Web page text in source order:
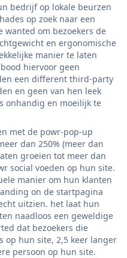
bedrijf op lokale beurzen
op zoek naar een
wanted om bezoekers de
en ergonomische
manier te laten
hiervoor geen
een different third-party
en geen van hen leek
onhandig en moeilijk te
met de powr-pop-up
dan 250% (meer dan
groeien tot meer dan
social voeden op hun site.
manier om hun klanten
on de startpagina
uitzien. het laat hun
naadloos een geweldige
dat bezoekers die
op hun site, 2,5 keer langer
persoon op hun site.